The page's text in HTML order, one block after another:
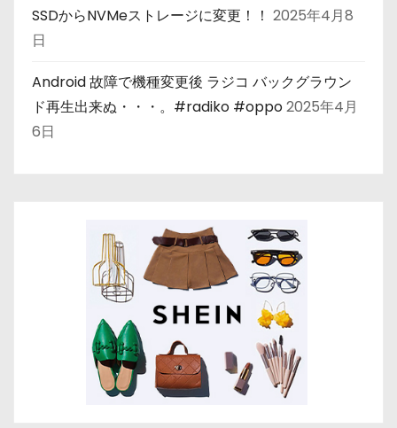
SSDからNVMeストレージに変更！！ 2025年4月8
日
Android 故障で機種変更後 ラジコ バックグラウン
ド再生出来ぬ・・・。#radiko #oppo2025年4月
6日